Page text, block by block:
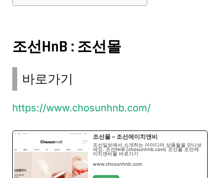
조선HnB : 조선몰
바로가기
https://www.chosunhnb.com/
조선몰 – 조선에이치앤비
조선일보에서 소개하는 아이디어 상품들을 만나보
세요. 조선HnB (chosunhnb.com) 조선몰 조선에
이치앤비몰 바로가기
www.chosunhnb.com